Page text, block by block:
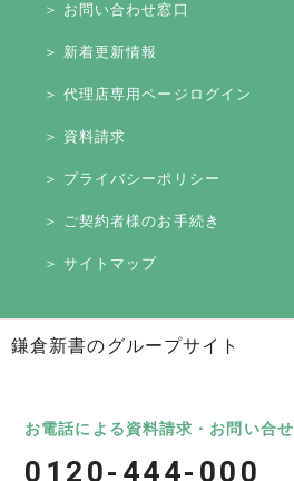
＞ お問い合わせ窓口
＞ 新着更新情報
＞ 代理店専用ページログイン
＞ 資料請求
＞ プライバシーポリシー
＞ ご契約者様のお手続き
＞ サイトマップ
鎌倉新書のグループサイト
いいお墓 Life.（ライフドット）
いいお墓-ペット霊園版 樹木葬なび
お電話による資料請求・お問い合せ
0120-444-000